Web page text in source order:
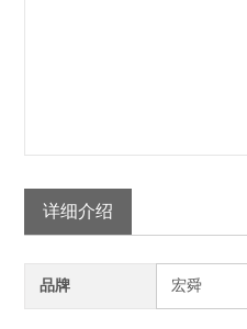
详细介绍
品牌 宏舜